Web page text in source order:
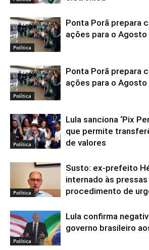
Política
Ponta Porã prepara
ações para o Agosto
Política
Ponta Porã prepara
ações para o Agosto
Política
Lula sanciona ‘Pix
que permite
de valores
Política
Susto: ex-prefeito
internado às
procedimento de
Política
Lula confirma
governo brasileiro